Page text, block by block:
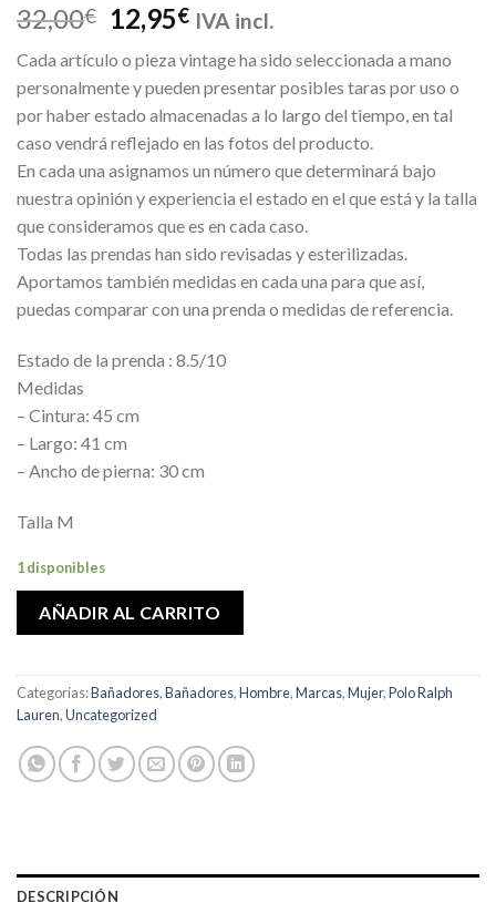
32,00€
El
precio
original
era:
32,00€.
12,95€El
actual
es:
12,95€.
IVA incl.
Cada artículo o pieza vintage ha sido seleccionada a mano
personalmente y pueden presentar posibles taras por uso o
por haber estado almacenadas a lo largo del tiempo, en tal
caso vendrá reflejado en las fotos del producto.
En cada una asignamos un número que determinará bajo
nuestra opinión y experiencia el estado en el que está y la talla
que consideramos que es en cada caso.
Todas las prendas han sido revisadas y esterilizadas.
Aportamos también medidas en cada una para que así,
puedas comparar con una prenda o medidas de referencia.
Estado de la prenda : 8.5/10
Medidas
– Cintura: 45 cm
– Largo: 41 cm
– Ancho de pierna: 30 cm
Talla M
1 disponibles
AÑADIR AL CARRITO
Categorías:Bañadores,Bañadores,Hombre,Marcas,Mujer,Polo Ralph
Lauren,Uncategorized
DESCRIPCIÓN